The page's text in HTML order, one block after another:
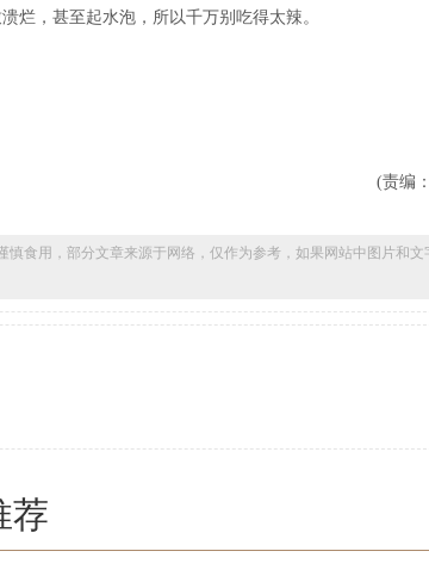
，甚至起水泡，所以千万别吃得太辣。
(责编：
食用，部分文章来源于网络，仅作为参考，如果网站中图片和文
荐